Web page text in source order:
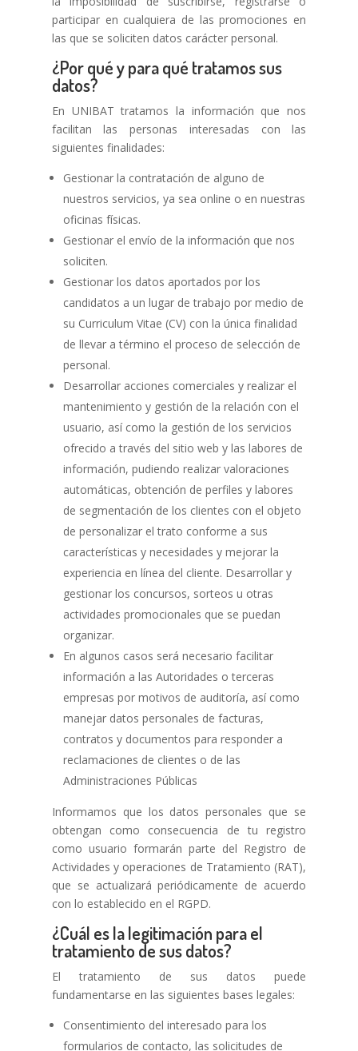
participar en cualquiera de las promociones en
las que se soliciten datos carácter personal.
¿Por qué y para qué tratamos sus
datos?
En UNIBAT tratamos la información que nos
facilitan las personas interesadas con las
siguientes finalidades:
Gestionar la contratación de alguno de
nuestros servicios, ya sea online o en nuestras
oficinas físicas.
Gestionar el envío de la información que nos
soliciten.
Gestionar los datos aportados por los
candidatos a un lugar de trabajo por medio de
su Curriculum Vitae (CV) con la única finalidad
de llevar a término el proceso de selección de
personal.
Desarrollar acciones comerciales y realizar el
mantenimiento y gestión de la relación con el
usuario, así como la gestión de los servicios
ofrecido a través del sitio web y las labores de
información, pudiendo realizar valoraciones
automáticas, obtención de perfiles y labores
de segmentación de los clientes con el objeto
de personalizar el trato conforme a sus
características y necesidades y mejorar la
experiencia en línea del cliente. Desarrollar y
gestionar los concursos, sorteos u otras
actividades promocionales que se puedan
organizar.
En algunos casos será necesario facilitar
información a las Autoridades o terceras
empresas por motivos de auditoría, así como
manejar datos personales de facturas,
contratos y documentos para responder a
reclamaciones de clientes o de las
Administraciones Públicas
Informamos que los datos personales que se
obtengan como consecuencia de tu registro
como usuario formarán parte del Registro de
Actividades y operaciones de Tratamiento (RAT),
que se actualizará periódicamente de acuerdo
con lo establecido en el RGPD.
¿Cuál es la legitimación para el
tratamiento de sus datos?
El tratamiento de sus datos puede
fundamentarse en las siguientes bases legales:
Consentimiento del interesado para los
formularios de contacto, las solicitudes de